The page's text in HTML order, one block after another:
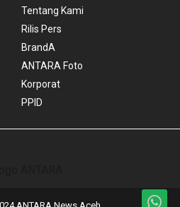
Tentang Kami
Rilis Pers
BrandA
ANTARA Foto
Korporat
PPID